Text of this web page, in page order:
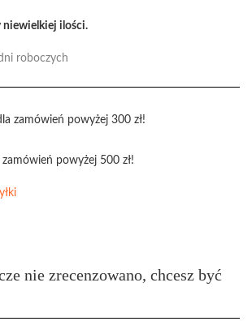
niewielkiej ilości.
roboczych
zamówień powyżej 300 zł!
powyżej 500 zł!
nie zrecenzowano, chcesz być